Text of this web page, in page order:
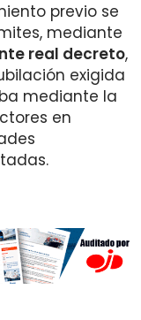
previo se
mediante
real decreto,
exigida
mediante la
en